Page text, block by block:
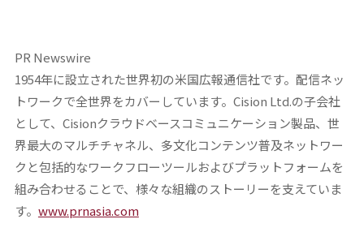
PR Newswire
1954年に設立された世界初の米国広報通信社です。配信ネッ
トワークで全世界をカバーしています。Cision Ltd.の子会社
として、Cisionクラウドベースコミュニケーション製品、世
界最大のマルチチャネル、多文化コンテンツ普及ネットワー
クと包括的なワークフローツールおよびプラットフォームを
組み合わせることで、様々な組織のストーリーを支えていま
す。 www.prnasia.com